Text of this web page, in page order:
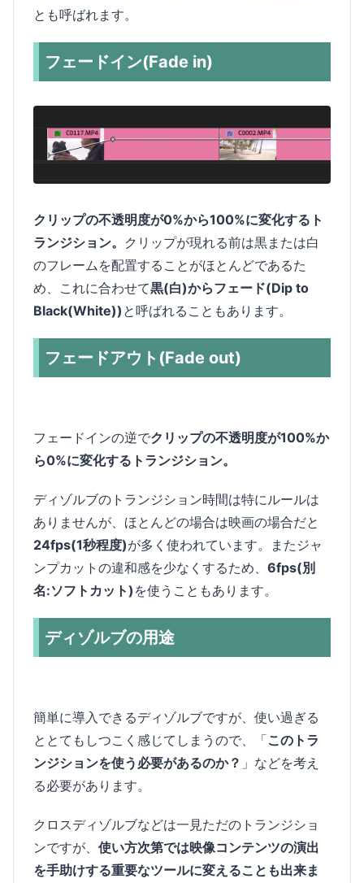
とも呼ばれます。
フェードイン(Fade in)
クリップの不透明度が0%から100%に変化するト
ランジション。 クリップが現れる前は黒または白
のフレームを配置することがほとんどであるた
め、これに合わせて黒(白)からフェード(Dip to
Black(White)) と呼ばれることもあります。
フェードアウト(Fade out)
フェードインの逆でクリップの不透明度が100%か
ら0%に変化するトランジション。
ディゾルブのトランジション時間は特にルールは
ありませんが、ほとんどの場合は映画の場合だと
24fps(1秒程度)が多く使われています。またジャ
ンプカットの違和感を少なくするため、 6fps(別
名:ソフトカット) を使うこともあります。
ディゾルブの用途
簡単に導入できるディゾルブですが、使い過ぎる
ととてもしつこく感じてしまうので、「このトラ
ンジションを使う必要があるのか？ 」などを考え
る必要があります。
クロスディゾルブなどは一見ただのトランジショ
ンですが、 使い方次第では映像コンテンツの演出
を手助けする重要なツールに変えることも出来ま